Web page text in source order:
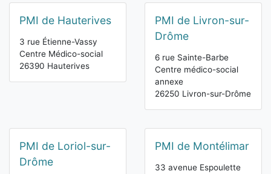
PMI de Hauterives
3 rue Étienne-Vassy
Centre Médico-social
26390 Hauterives
PMI de Livron-sur-
Drôme
6 rue Sainte-Barbe
Centre médico-social
annexe
26250 Livron-sur-Drôme
PMI de Loriol-sur-
Drôme
PMI de Montélimar
33 avenue Espoulette